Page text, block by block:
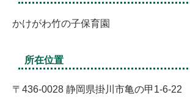
かけがわ竹の子保育園
所在位置
〒436-0028 静岡県掛川市亀の甲1-6-22